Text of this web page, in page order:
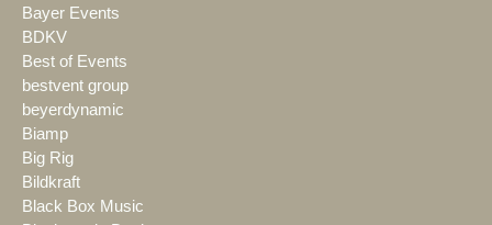
Bayer Events
BDKV
Best of Events
bestvent group
beyerdynamic
Biamp
Big Rig
Bildkraft
Black Box Music